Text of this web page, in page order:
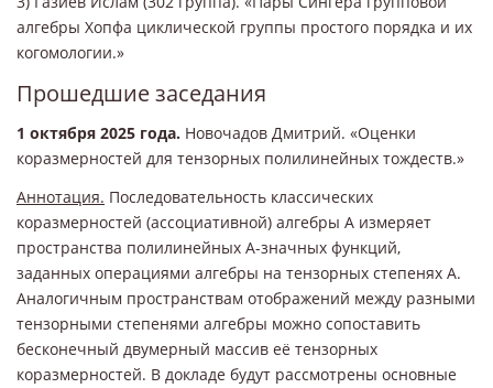
алгебры Хопфа циклической группы простого порядка и их
когомологии.»
Прошедшие заседания
1 октября 2025 года. Новочадов Дмитрий. «Оценки
коразмерностей для тензорных полилинейных тождеств.»
Аннотация. Последовательность классических
коразмерностей (ассоциативной) алгебры A измеряет
пространства полилинейных A-значных функций,
заданных операциями алгебры на тензорных степенях A.
Аналогичным пространствам отображений между разными
тензорными степенями алгебры можно сопоставить
бесконечный двумерный массив её тензорных
коразмерностей. В докладе будут рассмотрены основные